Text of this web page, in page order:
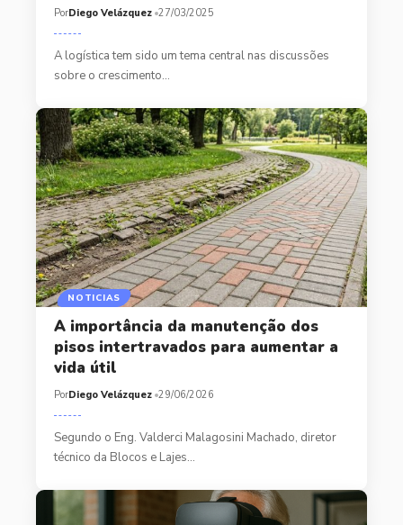
PorDiego Velázquez 27/03/2025
A logística tem sido um tema central nas discussões
sobre o crescimento…
NOTICIAS
A importância da manutenção dos
pisos intertravados para aumentar a
vida útil
PorDiego Velázquez 29/06/2026
Segundo o Eng. Valderci Malagosini Machado, diretor
técnico da Blocos e Lajes…